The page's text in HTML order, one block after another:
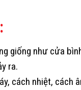
giống như cửa
ra.
cách nhiệt,